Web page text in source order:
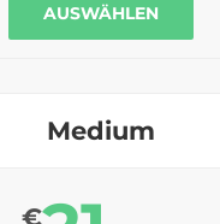
AUSWÄHLEN
Medium
€